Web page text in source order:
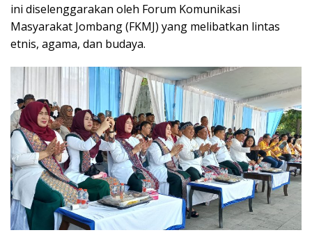
ini diselenggarakan oleh Forum Komunikasi
Masyarakat Jombang (FKMJ) yang melibatkan lintas
etnis, agama, dan budaya.